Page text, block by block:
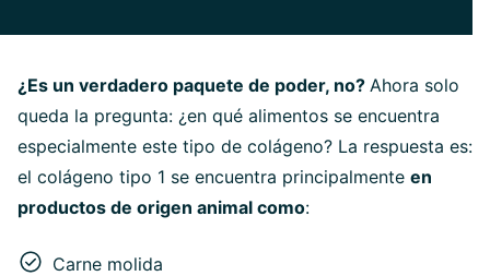
¿Es un verdadero paquete de poder, no? Ahora solo
queda la pregunta: ¿en qué alimentos se encuentra
especialmente este tipo de colágeno? La respuesta es:
el colágeno tipo 1 se encuentra principalmente en
productos de origen animal como:
Carne molida